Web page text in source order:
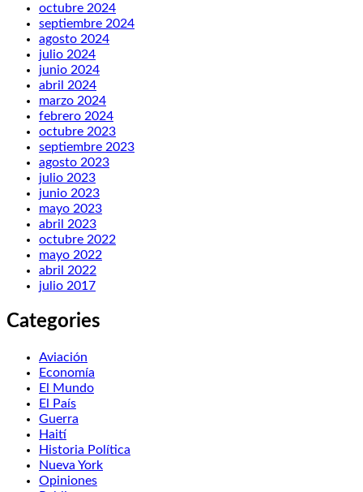
octubre 2024
septiembre 2024
agosto 2024
julio 2024
junio 2024
abril 2024
marzo 2024
febrero 2024
octubre 2023
septiembre 2023
agosto 2023
julio 2023
junio 2023
mayo 2023
abril 2023
octubre 2022
mayo 2022
abril 2022
julio 2017
Categories
Aviación
Economía
El Mundo
El País
Guerra
Haití
Historia Política
Nueva York
Opiniones